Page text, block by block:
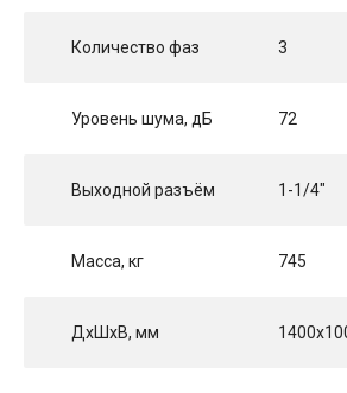
Количество фаз 3
Уровень шума, дБ 72
Выходной разъём 1-1/4"
Масса, кг 745
ДхШхВ, мм